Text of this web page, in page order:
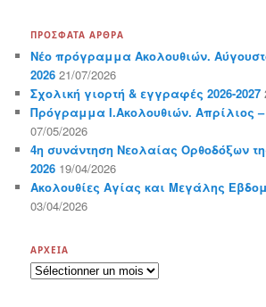
ΠΡΌΣΦΑΤΑ ΆΡΘΡΑ
Νέο πρόγραμμα Ακολουθιών.
2026 21/07/2026
Σχολική γιορτή & εγγραφές 2026-2027
Πρόγραμμα Ι.Ακολουθιών. Απρίλιος –
07/05/2026
4η συνάντηση Νεολαίας Ορθοδόξων
2026 19/04/2026
Ακολουθίες Αγίας και Μεγάλης
03/04/2026
ΑΡΧΕΊΑ
Α